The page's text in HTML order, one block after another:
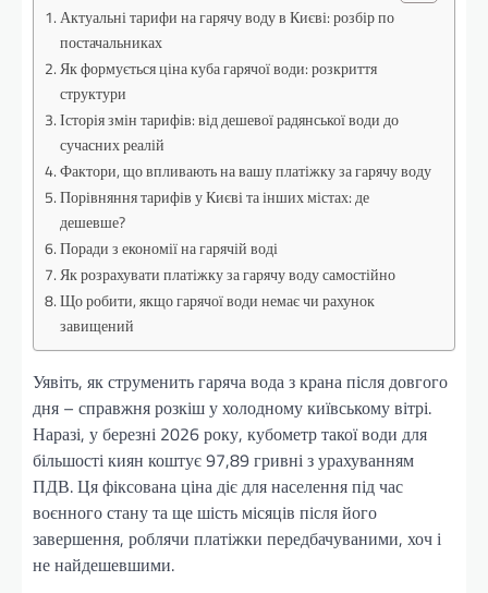
Актуальні тарифи на гарячу воду в Києві: розбір по
постачальниках
Як формується ціна куба гарячої води: розкриття
структури
Історія змін тарифів: від дешевої радянської води до
сучасних реалій
Фактори, що впливають на вашу платіжку за гарячу воду
Порівняння тарифів у Києві та інших містах: де
дешевше?
Поради з економії на гарячій воді
Як розрахувати платіжку за гарячу воду самостійно
Що робити, якщо гарячої води немає чи рахунок
завищений
Уявіть, як струменить гаряча вода з крана після довгого
дня – справжня розкіш у холодному київському вітрі.
Наразі, у березні 2026 року, кубометр такої води для
більшості киян коштує 97,89 гривні з урахуванням
ПДВ. Ця фіксована ціна діє для населення під час
воєнного стану та ще шість місяців після його
завершення, роблячи платіжки передбачуваними, хоч і
не найдешевшими.